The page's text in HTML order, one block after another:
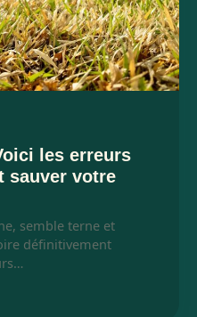
les erreurs
sauver votre
semble terne et
définitivement